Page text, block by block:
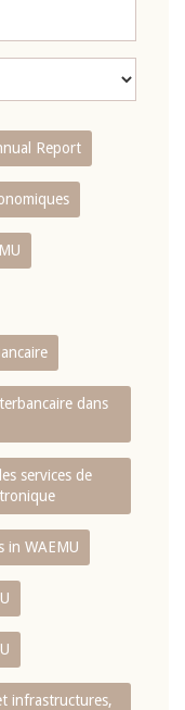
Report
dans
services de
in WAEMU
infrastructures,